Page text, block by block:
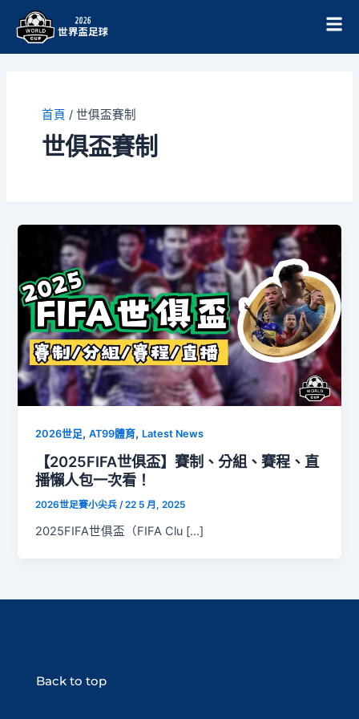
首頁 / 世俱盃賽制
世俱盃賽制
2026世足,AT99體育, Latest News
【2025FIFA世俱盃】賽制、分組、賽程、直
播懶人包一次看！
2026世足賽小尖兵/22 5 月, 2025
2025FIFA世俱盃（FIFA Clu […]
Back to top